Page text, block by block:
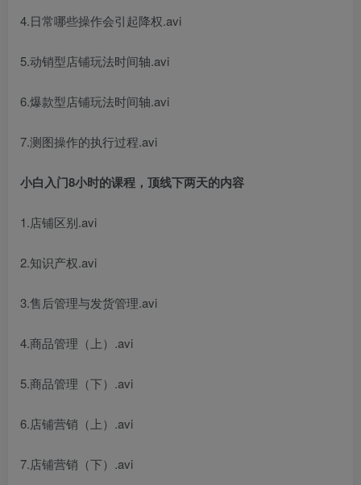
4.日常哪些操作会引起降权.avi
5.动销型店铺玩法时间轴.avi
6.爆款型店铺玩法时间轴.avi
7.测图操作的执行过程.avi
小白入门8小时的课程，顶线下两天的内容
1.店铺区别.avi
2.知识产权.avi
3.售后管理与发货管理.avi
4.商品管理（上）.avi
5.商品管理（下）.avi
6.店铺营销（上）.avi
7.店铺营销（下）.avi